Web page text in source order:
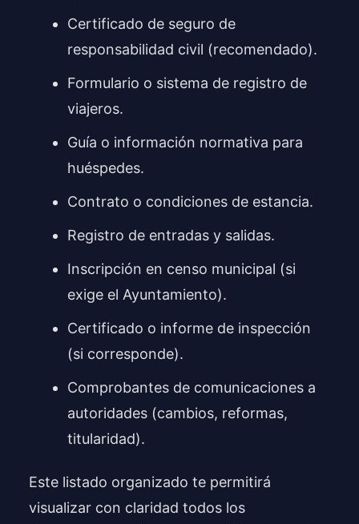
Certificado de seguro de
responsabilidad civil (recomendado).
Formulario o sistema de registro de
viajeros.
Guía o información normativa para
huéspedes.
Contrato o condiciones de estancia.
Registro de entradas y salidas.
Inscripción en censo municipal (si
exige el Ayuntamiento).
Certificado o informe de inspección
(si corresponde).
Comprobantes de comunicaciones a
autoridades (cambios, reformas,
titularidad).
Este listado organizado te permitirá
visualizar con claridad todos los